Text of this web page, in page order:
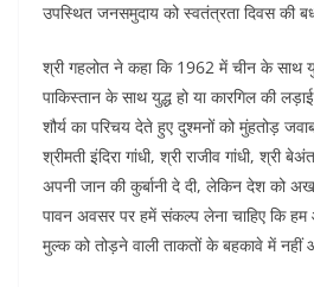
उपस्थित जनसमुदाय को स्वतंत्रता दिवस की
श्री गहलोत ने कहा कि 1962 में चीन के साथ
पाकिस्तान के साथ युद्ध हो या कारगिल की
शौर्य का परिचय देते हुए दुश्मनों को मुंहतोड़
श्रीमती इंदिरा गांधी, श्री राजीव गांधी, श्री
अपनी जान की कुर्बानी दे दी, लेकिन देश को
पावन अवसर पर हमें संकल्प लेना चाहिए कि हम
मुल्क को तोड़ने वाली ताकतों के बहकावे में नहीं